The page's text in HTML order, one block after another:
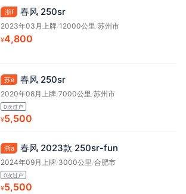
浙f 春风 250sr
2023年03月上牌/12000公里/苏州市
¥4,800
苏e 春风 250sr
2020年08月上牌/7000公里/苏州市
0次过户
¥5,500
浙a 春风 2023款 250sr-fun
2024年09月上牌/3000公里/合肥市
0次过户
¥5,500